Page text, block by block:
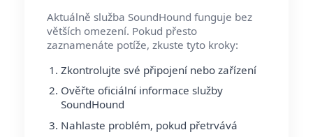
Aktuálně služba SoundHound funguje bez
větších omezení. Pokud přesto
zaznamenáte potíže, zkuste tyto kroky:
Zkontrolujte své připojení nebo zařízení
Ověřte oficiální informace služby
SoundHound
Nahlaste problém, pokud přetrvává